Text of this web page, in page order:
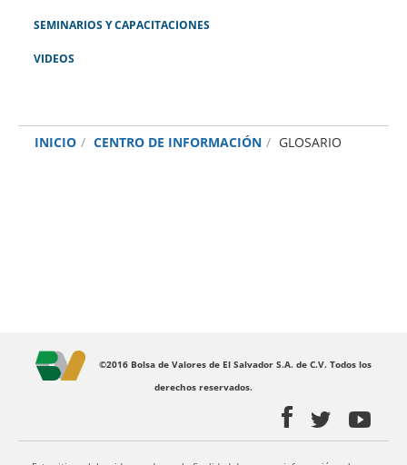
SEMINARIOS Y CAPACITACIONES
VIDEOS
INICIO CENTRO DE INFORMACIÓN GLOSARIO
©2016 Bolsa de Valores de El Salvador S.A. de C.V. Todos los
derechos reservados.